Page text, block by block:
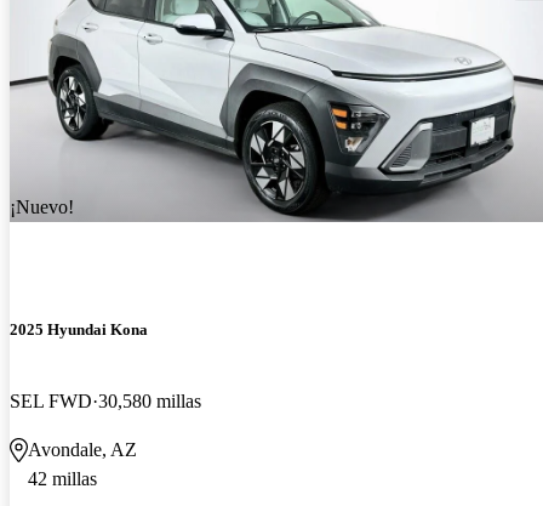
¡Nuevo!
2025 Hyundai Kona
SEL FWD 30,580 millas
Avondale, AZ
42 millas